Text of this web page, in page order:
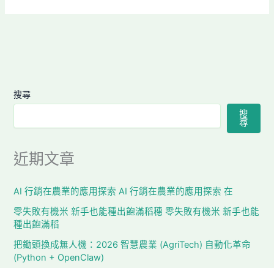
搜尋
搜
尋
近期文章
AI 行銷在農業的應用探索 AI 行銷在農業的應用探索 在
零失敗有機米 新手也能種出飽滿稻穗 零失敗有機米 新手也能
種出飽滿稻
把鋤頭換成無人機：2026 智慧農業 (AgriTech) 自動化革命
(Python + OpenClaw)